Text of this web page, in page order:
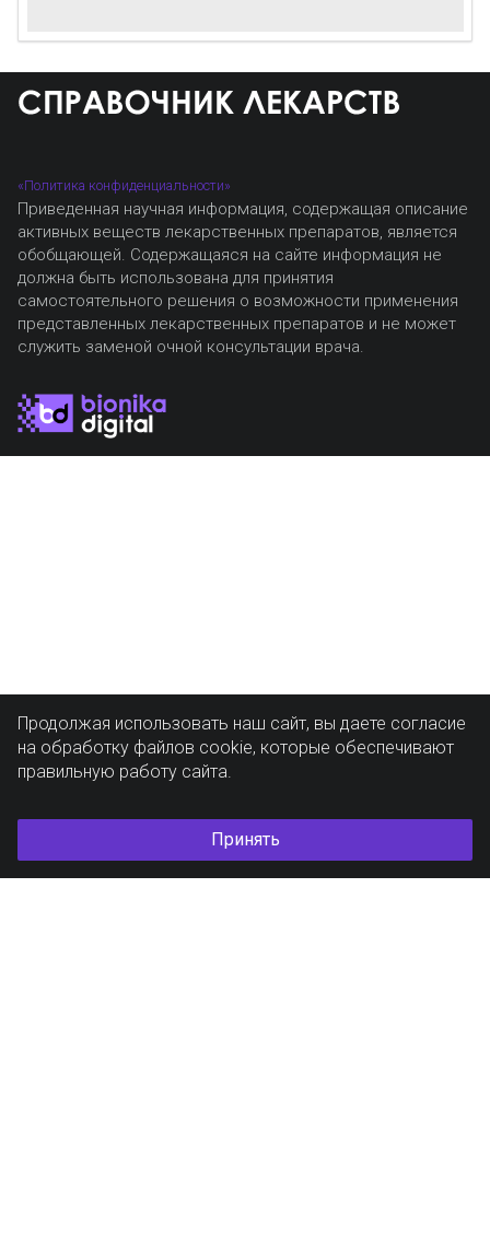
«Политика конфиденциальности»
Приведенная научная информация, содержащая описание
активных веществ лекарственных препаратов, является
обобщающей. Содержащаяся на сайте информация не
должна быть использована для принятия
самостоятельного решения о возможности применения
представленных лекарственных препаратов и не может
служить заменой очной консультации врача.
Продолжая использовать наш сайт, вы даете согласие
на обработку файлов cookie, которые обеспечивают
правильную работу сайта.
Принять